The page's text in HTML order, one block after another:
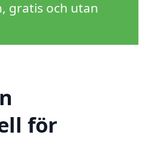
gratis och utan
för